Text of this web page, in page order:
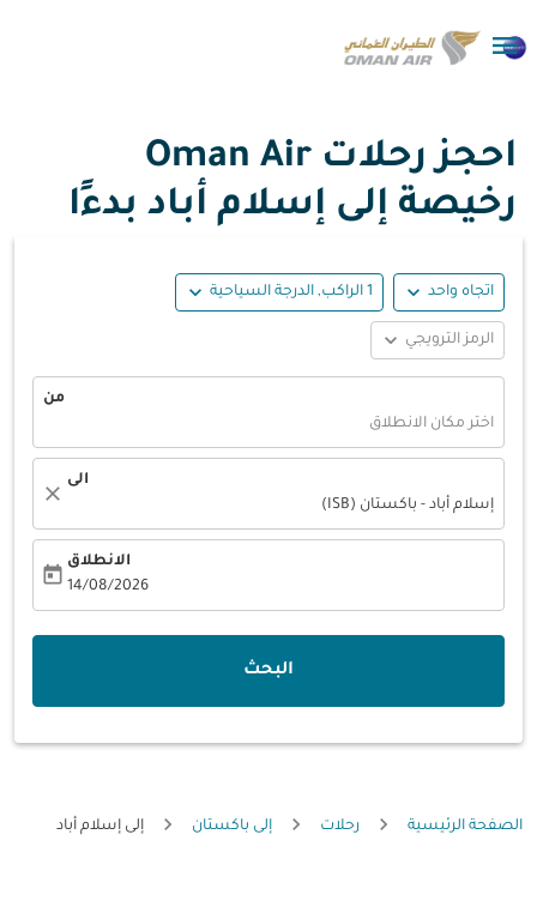

احجز رحلات Oman Air
رخيصة إلى إسلام أباد بدءًا
اتجاه واحد expand_more 1 الراكب, الدرجة السياحية expand_more
الرمز الترويجي expand_more
من
اختر مكان الانطلاق
الى
إسلام أباد - باكستان (ISB)
close
الانطلاق
14/08/2026
today
البحث
الصفحة الرئيسية رحلات إلى باكستان إلى إسلام أباد